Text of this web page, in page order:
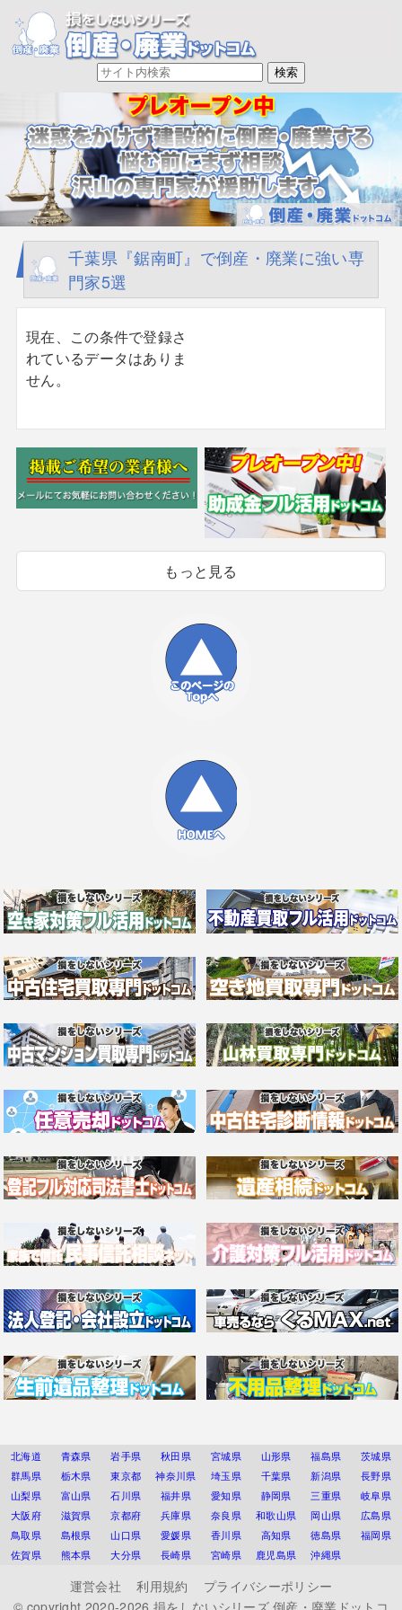
千葉県『鋸南町』で倒産・廃業に強い専
門家5選
現在、この条件で登録さ
れているデータはありま
せん。
もっと見る
北海道 青森県 岩手県 秋田県 宮城県 山形県 福島県
茨城県
群馬県
栃木県 東京都 神奈川県 埼玉県 千葉県 新潟県
長野県
山梨県
富山県 石川県 福井県 愛知県 静岡県 三重県
岐阜県
大阪府
滋賀県 京都府 兵庫県 奈良県 和歌山県 岡山県
広島県
鳥取県
島根県 山口県 愛媛県 香川県 高知県 徳島県
福岡県
佐賀県
熊本県 大分県 長崎県 宮崎県 鹿児島県 沖縄県
運営会社 利用規約
プライバシーポリシー
© copyright 2020-2026 損をしないシリーズ 倒産・廃業ドットコ